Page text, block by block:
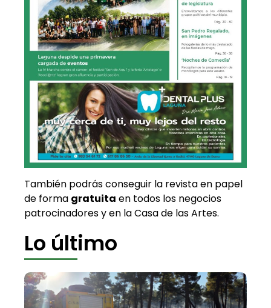
También podrás conseguir la revista en papel
de forma gratuita en todos los negocios
patrocinadores y en la Casa de las Artes.
Lo último